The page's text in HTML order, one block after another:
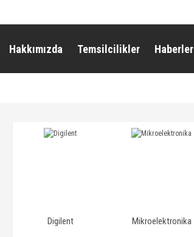
Hakkımızda Temsilcilikler Haberler
Digilent Mikroelektronika